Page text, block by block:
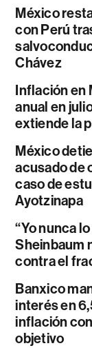
México
con Perú
Chávez
Inflación en
anual en
extiende la
México
acusado de
caso de
Ayotzinapa
“Yo nunca
Sheinbaum
contra el
Banxico
interés en
inflación
objetivo